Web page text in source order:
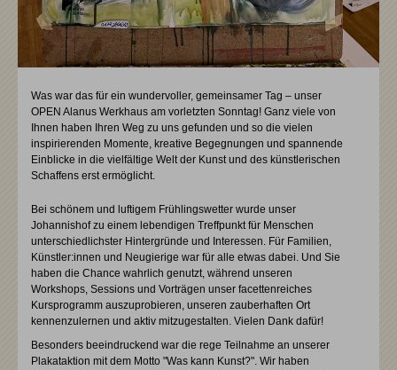
Was war das für ein wundervoller, gemeinsamer Tag – unser
OPEN Alanus Werkhaus am vorletzten Sonntag! Ganz viele von
Ihnen haben Ihren Weg zu uns gefunden und so die vielen
inspirierenden Momente, kreative Begegnungen und spannende
Einblicke in die vielfältige Welt der Kunst und des künstlerischen
Schaffens erst ermöglicht.
Bei schönem und luftigem Frühlingswetter wurde unser
Johannishof zu einem lebendigen Treffpunkt für Menschen
unterschiedlichster Hintergründe und Interessen. Für Familien,
Künstler:innen und Neugierige war für alle etwas dabei. Und Sie
haben die Chance wahrlich genutzt, während unseren
Workshops, Sessions und Vorträgen unser facettenreiches
Kursprogramm auszuprobieren, unseren zauberhaften Ort
kennenzulernen und aktiv mitzugestalten. Vielen Dank dafür!
Besonders beeindruckend war die rege Teilnahme an unserer
Plakataktion mit dem Motto "Was kann Kunst?". Wir haben